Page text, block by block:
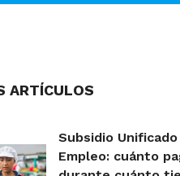
ARTÍCULOS
Subsidio
Empleo: cuánto